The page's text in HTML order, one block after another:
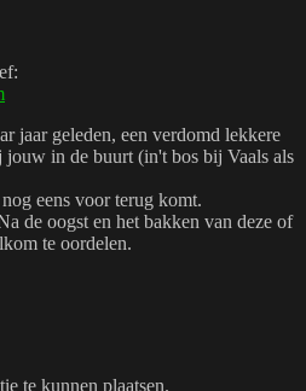
jaar geleden, een verdomd lekkere
in de buurt (in't bos bij Vaals als
eens voor terug komt.
de oogst en het bakken van deze of
te oordelen.
te kunnen plaatsen.